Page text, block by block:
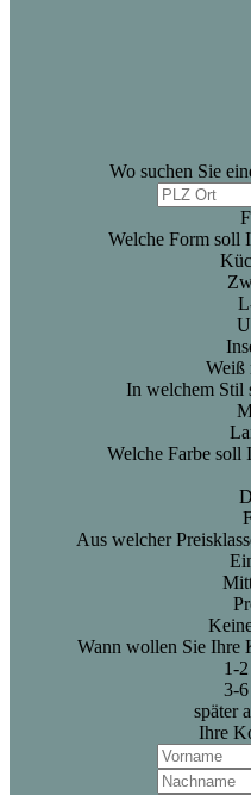
Wo suchen Sie
Welche Form soll
Weiß
In welchem Stil
Welche Farbe soll
Aus welcher
Wann wollen Sie Ihre
1-
3-
später
Ihre